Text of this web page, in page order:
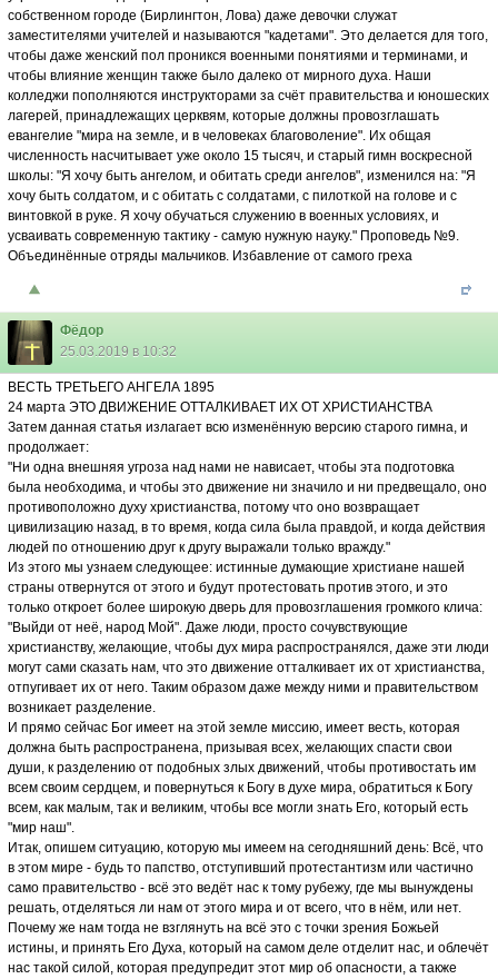
собственном городе (Бирлингтон, Лова) даже девочки служат
заместителями учителей и называются "кадетами". Это делается для того,
чтобы даже женский пол проникся военными понятиями и терминами, и
чтобы влияние женщин также было далеко от мирного духа. Наши
колледжи пополняются инструкторами за счёт правительства и юношеских
лагерей, принадлежащих церквям, которые должны провозглашать
евангелие "мира на земле, и в человеках благоволение". Их общая
численность насчитывает уже около 15 тысяч, и старый гимн воскресной
школы: "Я хочу быть ангелом, и обитать среди ангелов", изменился на: "Я
хочу быть солдатом, и с обитать с солдатами, с пилоткой на голове и с
винтовкой в руке. Я хочу обучаться служению в военных условиях, и
усваивать современную тактику - самую нужную науку." Проповедь №9.
Объединённые отряды мальчиков. Избавление от самого греха
Фёдор
25.03.2019 в 10:32
ВЕСТЬ ТРЕТЬЕГО АНГЕЛА 1895
24 марта ЭТО ДВИЖЕНИЕ ОТТАЛКИВАЕТ ИХ ОТ ХРИСТИАНСТВА
Затем данная статья излагает всю изменённую версию старого гимна, и
продолжает:
"Ни одна внешняя угроза над нами не нависает, чтобы эта подготовка
была необходима, и чтобы это движение ни значило и ни предвещало, оно
противоположно духу христианства, потому что оно возвращает
цивилизацию назад, в то время, когда сила была правдой, и когда действия
людей по отношению друг к другу выражали только вражду."
Из этого мы узнаем следующее: истинные думающие христиане нашей
страны отвернутся от этого и будут протестовать против этого, и это
только откроет более широкую дверь для провозглашения громкого клича:
"Выйди от неё, народ Мой". Даже люди, просто сочувствующие
христианству, желающие, чтобы дух мира распространялся, даже эти люди
могут сами сказать нам, что это движение отталкивает их от христианства,
отпугивает их от него. Таким образом даже между ними и правительством
возникает разделение.
И прямо сейчас Бог имеет на этой земле миссию, имеет весть, которая
должна быть распространена, призывая всех, желающих спасти свои
души, к разделению от подобных злых движений, чтобы противостать им
всем своим сердцем, и повернуться к Богу в духе мира, обратиться к Богу
всем, как малым, так и великим, чтобы все могли знать Его, который есть
"мир наш".
Итак, опишем ситуацию, которую мы имеем на сегодняшний день: Всё, что
в этом мире - будь то папство, отступивший протестантизм или частично
само правительство - всё это ведёт нас к тому рубежу, где мы вынуждены
решать, отделяться ли нам от этого мира и от всего, что в нём, или нет.
Почему же нам тогда не взглянуть на всё это с точки зрения Божьей
истины, и принять Его Духа, который на самом деле отделит нас, и облечёт
нас такой силой, которая предупредит этот мир об опасности, а также